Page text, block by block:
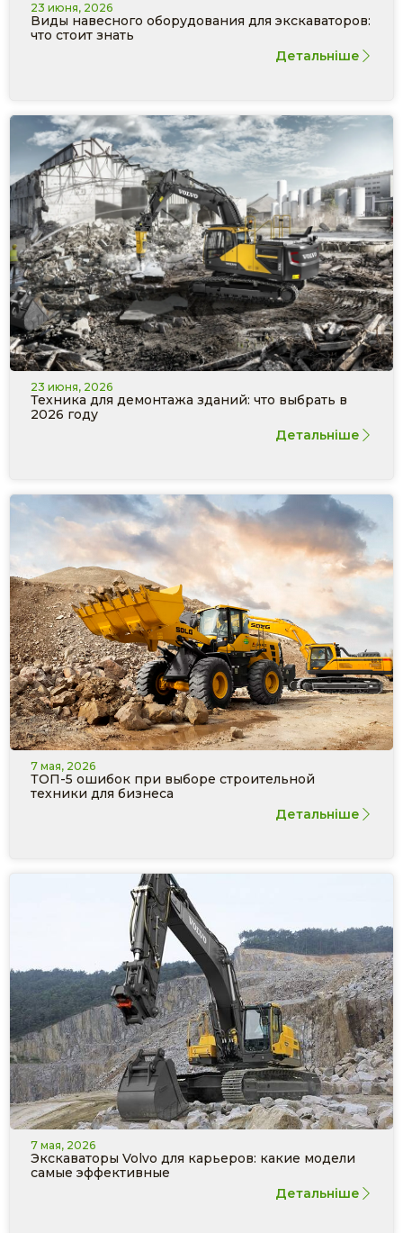
23 июня, 2026
Виды навесного оборудования для экскаваторов:
что стоит знать
Детальніше
23 июня, 2026
Техника для демонтажа зданий: что выбрать в
2026 году
Детальніше
7 мая, 2026
ТОП-5 ошибок при выборе строительной
техники для бизнеса
Детальніше
7 мая, 2026
Экскаваторы Volvo для карьеров: какие модели
самые эффективные
Детальніше